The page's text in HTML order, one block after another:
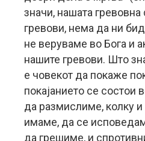
значи, нашата гревовна
гревови, нема да ни
не веруваме во Бога и
нашите гревови. Што
е човекот да покаже
покајанието се состои
да размислиме, колку и
имаме, да се
да грешиме, и